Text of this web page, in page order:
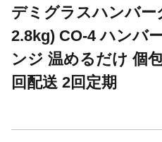
デミグラスハンバー
2.8kg) CO-4 ハンバ
ンジ 温めるだけ 個
回配送 2回定期